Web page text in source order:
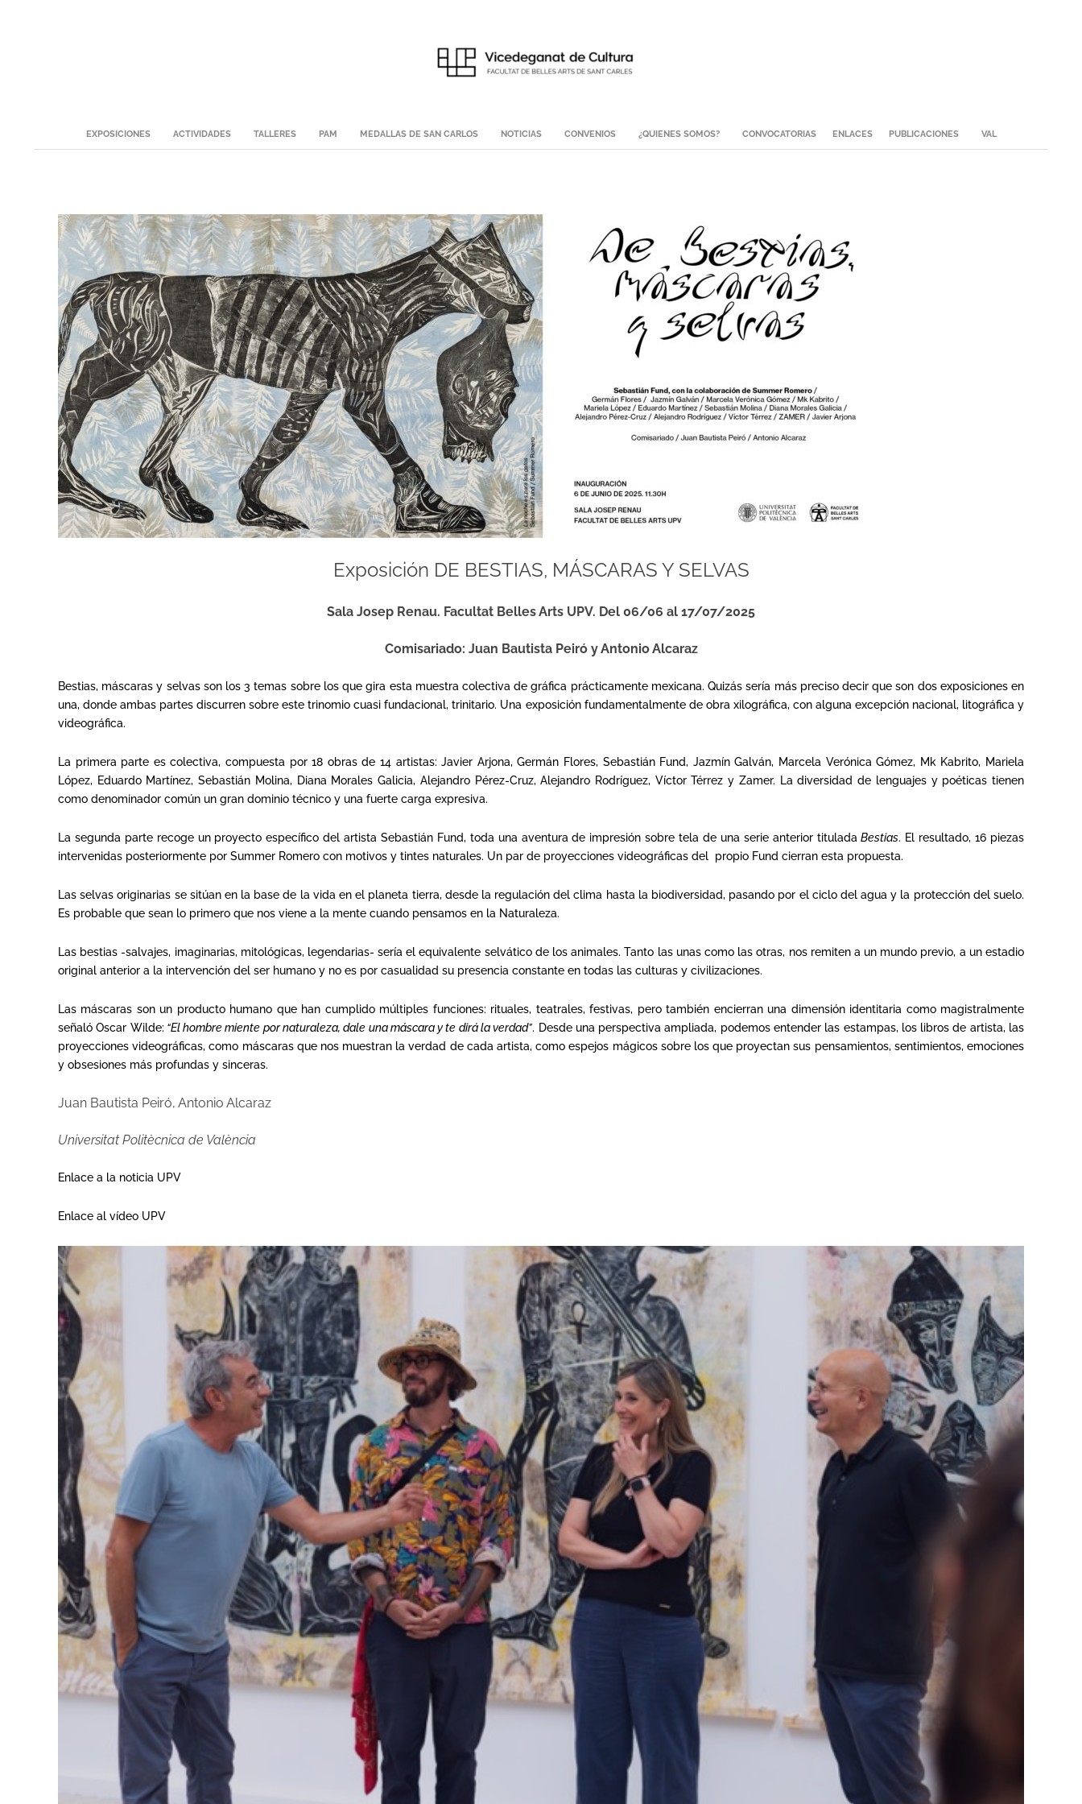
Secondary
Navigation
EXPOSICIONES ACTIVIDADES TALLERES PAM MEDALLAS DE SAN CARLOS NOTICIAS CONVENIOS ¿QUIENES SOMOS? CONVOCATORIAS ENLACES PUBLICACIONES VAL
Exposición DE BESTIAS, MÁSCARAS Y SELVAS
Sala Josep Renau. Facultat Belles Arts UPV. Del 06/06 al 17/07/2025
Comisariado: Juan Bautista Peiró y Antonio Alcaraz
Bestias, máscaras y selvas son los 3 temas sobre los que gira esta muestra colectiva de gráfica prácticamente mexicana. Quizás sería más preciso decir que son dos exposiciones en
una, donde ambas partes discurren sobre este trinomio cuasi fundacional, trinitario. Una exposición fundamentalmente de obra xilográfica, con alguna excepción nacional, litográfica y
videográfica.
La primera parte es colectiva, compuesta por 18 obras de 14 artistas: Javier Arjona, Germán Flores, Sebastián Fund, Jazmín Galván, Marcela Verónica Gómez, Mk Kabrito, Mariela
López, Eduardo Martínez, Sebastián Molina, Diana Morales Galicia, Alejandro Pérez-Cruz, Alejandro Rodríguez, Víctor Térrez y Zamer. La diversidad de lenguajes y poéticas tienen
como denominador común un gran dominio técnico y una fuerte carga expresiva.
La segunda parte recoge un proyecto específico del artista Sebastián Fund, toda una aventura de impresión sobre tela de una serie anterior tituladaBestias. El resultado, 16 piezas
intervenidas posteriormente por Summer Romero con motivos y tintes naturales. Un par de proyecciones videográficas del propio Fund cierran esta propuesta.
Las selvas originarias se sitúan en la base de la vida en el planeta tierra, desde la regulación del clima hasta la biodiversidad, pasando por el ciclo del agua y la protección del suelo.
Es probable que sean lo primero que nos viene a la mente cuando pensamos en la Naturaleza.
Las bestias -salvajes, imaginarias, mitológicas, legendarias- sería el equivalente selvático de los animales. Tanto las unas como las otras, nos remiten a un mundo previo, a un estadio
original anterior a la intervención del ser humano y no es por casualidad su presencia constante en todas las culturas y civilizaciones.
Las máscaras son un producto humano que han cumplido múltiples funciones: rituales, teatrales, festivas, pero también encierran una dimensión identitaria como magistralmente
señaló Oscar Wilde: “El hombre miente por naturaleza, dale una máscara y te dirá la verdad”. Desde una perspectiva ampliada, podemos entender las estampas, los libros de artista, las
proyecciones videográficas, como máscaras que nos muestran la verdad de cada artista, como espejos mágicos sobre los que proyectan sus pensamientos, sentimientos, emociones
y obsesiones más profundas y sinceras.
Juan Bautista Peiró, Antonio Alcaraz
Universitat Politècnica de València
Enlace a la noticia UPV
Enlace al vídeo UPV